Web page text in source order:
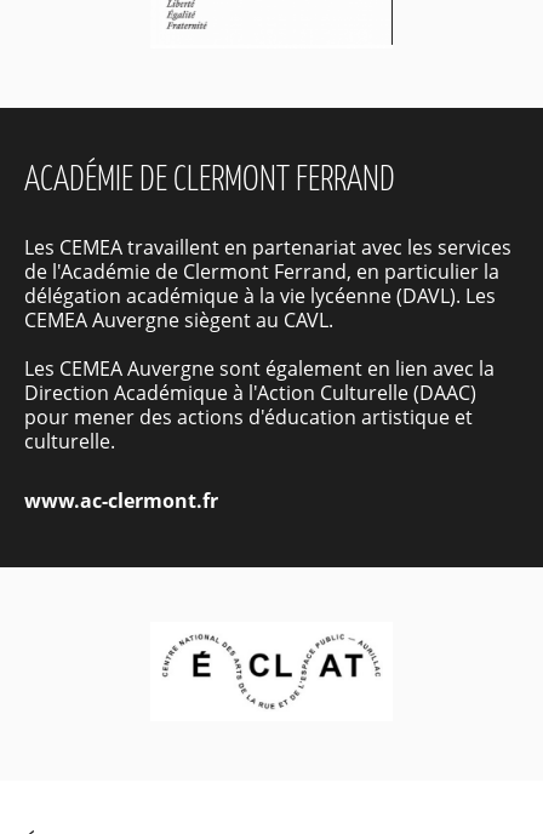
ACADÉMIE DE CLERMONT FERRAND
Les CEMEA travaillent en partenariat avec les services
de l'Académie de Clermont Ferrand, en particulier la
délégation académique à la vie lycéenne (DAVL). Les
CEMEA Auvergne siègent au CAVL.
Les CEMEA Auvergne sont également en lien avec la
Direction Académique à l'Action Culturelle (DAAC)
pour mener des actions d'éducation artistique et
culturelle.
www.ac-clermont.fr